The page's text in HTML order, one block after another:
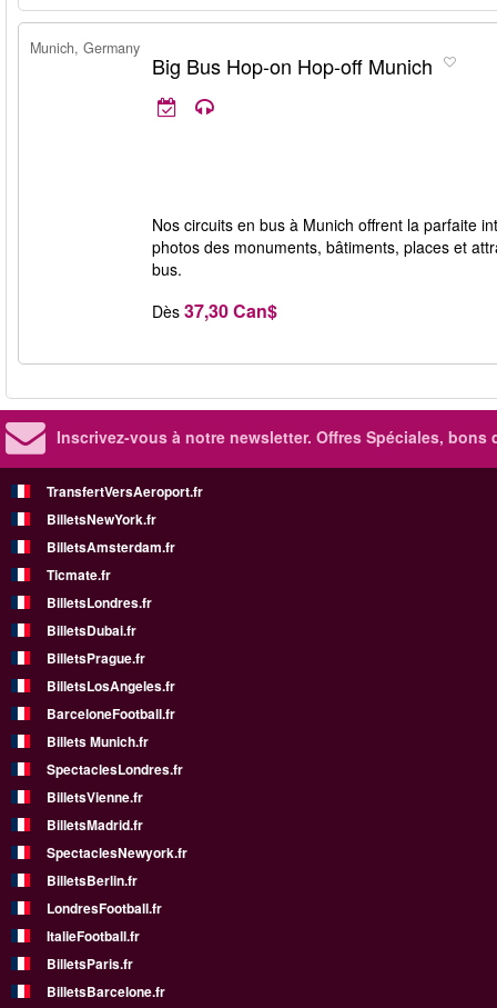
Munich, Germany
Big Bus Hop-on Hop-off Munich
Nos circuits en bus à Munich offrent la parfaite
photos des monuments, bâtiments, places et
bus.
Dès 37,30 Can$
Inscrivez-vous à notre newsletter. Offres Spéciales, bons
TransfertVersAeroport.fr
BilletsNewYork.fr
BilletsAmsterdam.fr
Ticmate.fr
BilletsLondres.fr
BilletsDubai.fr
BilletsPrague.fr
BilletsLosAngeles.fr
BarceloneFootball.fr
Billets Munich.fr
SpectaclesLondres.fr
BilletsVienne.fr
BilletsMadrid.fr
SpectaclesNewyork.fr
BilletsBerlin.fr
LondresFootball.fr
ItalieFootball.fr
BilletsParis.fr
BilletsBarcelone.fr